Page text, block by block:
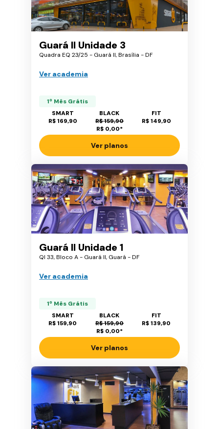
Guará II Unidade 3
Quadra EQ 23/25 - Guará II, Brasília - DF
Ver academia
1º Mês Grátis
SMART
R$ 169,90
BLACK
R$ 159,90
R$ 0,00*
FIT
R$ 149,90
Ver planos
Guará II Unidade 1
QI 33, Bloco A - Guará II, Guará - DF
Ver academia
1º Mês Grátis
SMART
R$ 159,90
BLACK
R$ 159,90
R$ 0,00*
FIT
R$ 139,90
Ver planos